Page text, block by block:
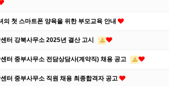
첫 스마트폰 양육을 위한 부모교육 안내
터 강북사무소 2025년 결산 고시
터 중부사무소 전담상담사(계약직) 채용 공고
터 중부사무소 직원 채용 최종합격자 공고